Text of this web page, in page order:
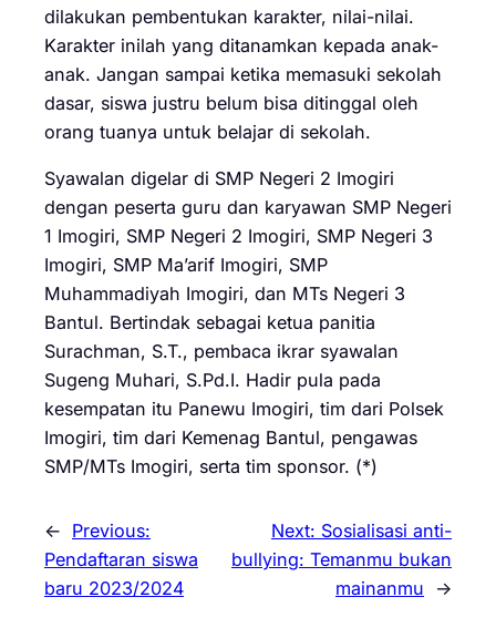
dilakukan pembentukan karakter, nilai-nilai.
Karakter inilah yang ditanamkan kepada anak-
anak. Jangan sampai ketika memasuki sekolah
dasar, siswa justru belum bisa ditinggal oleh
orang tuanya untuk belajar di sekolah.
Syawalan digelar di SMP Negeri 2 Imogiri
dengan peserta guru dan karyawan SMP Negeri
1 Imogiri, SMP Negeri 2 Imogiri, SMP Negeri 3
Imogiri, SMP Ma’arif Imogiri, SMP
Muhammadiyah Imogiri, dan MTs Negeri 3
Bantul. Bertindak sebagai ketua panitia
Surachman, S.T., pembaca ikrar syawalan
Sugeng Muhari, S.Pd.I. Hadir pula pada
kesempatan itu Panewu Imogiri, tim dari Polsek
Imogiri, tim dari Kemenag Bantul, pengawas
SMP/MTs Imogiri, serta tim sponsor. (*)
← Previous:
Pendaftaran siswa
baru 2023/2024
Next: Sosialisasi anti-
bullying: Temanmu bukan
mainanmu
→